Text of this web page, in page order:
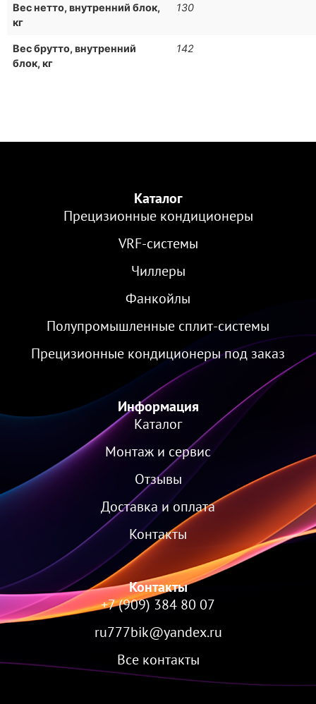
Вес нетто, внутренний блок,
кг
130
Вес брутто, внутренний
блок, кг
142
Каталог
Прецизионные кондиционеры
VRF-cистемы
Чиллеры
Фанкойлы
Полупромышленные сплит-системы
Прецизионные кондиционеры под заказ
Информация
Каталог
Монтаж и сервис
Отзывы
Доставка и оплата
Контакты
Контакты
+7 (909) 384 80 07
ru777bik@yandex.ru
Все контакты